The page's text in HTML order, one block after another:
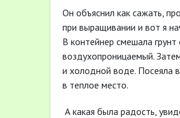
Он объяснил как сажать,
при выращивании и вот я
В контейнер смешала
воздухопроницаемый.
и холодной воде. Посеяла
в теплое место.
А какая была радость,